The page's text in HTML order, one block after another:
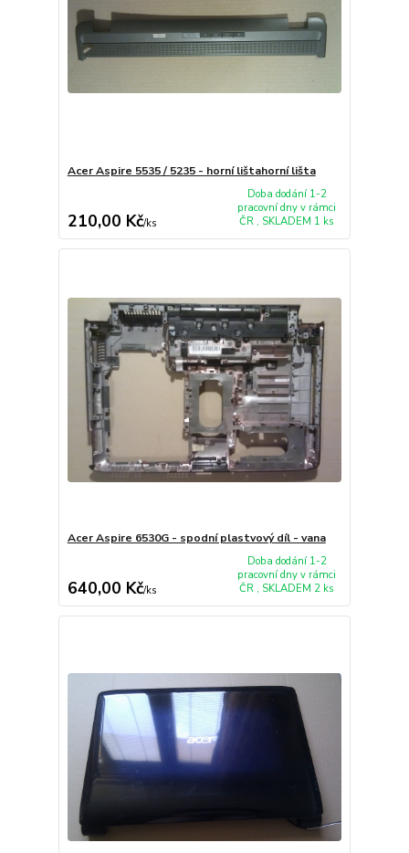
Acer Aspire 5535 / 5235 - horní lištahorní lišta
210,00 Kč/ks
Doba dodání 1-2
pracovní dny v rámci
ČR , SKLADEM 1 ks
Acer Aspire 6530G - spodní plastvový díl - vana
640,00 Kč/ks
Doba dodání 1-2
pracovní dny v rámci
ČR , SKLADEM 2 ks